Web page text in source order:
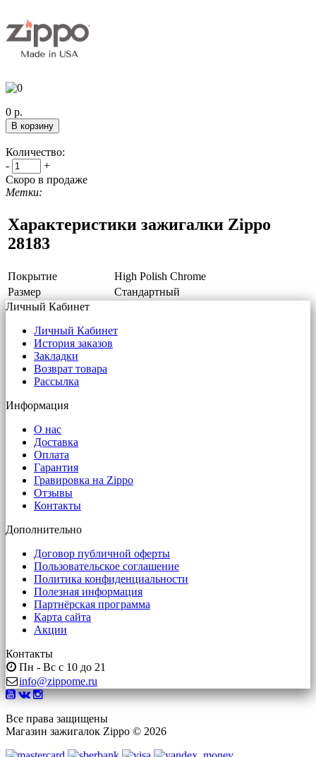
0 р.
Количество:
-
+
Скоро в продаже
Метки:
Характеристики зажигалки Zippo
28183
Покрытие
High Polish Chrome
Размер
Стандартный
Личный Кабинет
Личный Кабинет
История заказов
Закладки
Возврат товара
Рассылка
Информация
О нас
Доставка
Оплата
Гарантия
Гравировка на Zippo
Отзывы
Контакты
Дополнительно
Договор публичной оферты
Пользовательское соглашение
Политика конфиденциальности
Полезная информация
Партнёрская программа
Карта сайта
Акции
Контакты
Пн - Вс с 10 до 21
info@zippome.ru
Все права защищены
Магазин зажигалок Zippo © 2026